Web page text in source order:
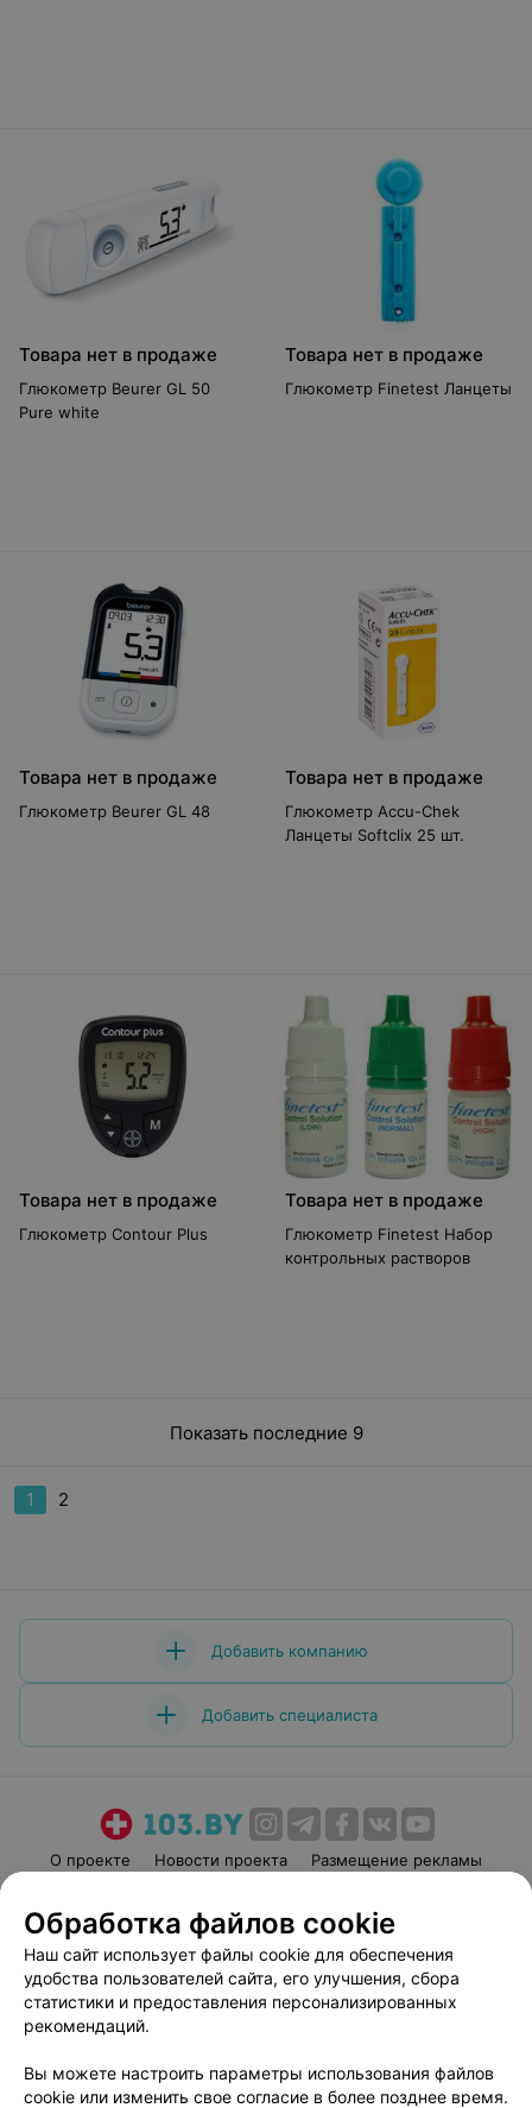
Товара нет в продаже
Глюкометр Beurer GL 50
Pure white
Товара нет в продаже
Глюкометр Finetest Ланцеты
Товара нет в продаже
Глюкометр Beurer GL 48
Товара нет в продаже
Глюкометр Accu-Chek
Ланцеты Softclix 25 шт.
Товара нет в продаже
Глюкометр Contour Plus
Товара нет в продаже
Глюкометр Finetest Набор
контрольных растворов
Показать последние 9
1 2
Добавить компанию
Добавить специалиста
О проекте Новости проекта
Размещение рекламы
Пользовательское соглашение
Способы оплаты
Вакансии
Партнеры
Написать руководителю 103.by
Обработка персональных данных
Обработка файлов cookie
Наш сайт использует файлы cookie для обеспечения
удобства пользователей сайта, его улучшения, сбора
статистики и предоставления персонализированных
рекомендаций.
Вы можете настроить параметры использования файлов
cookie или изменить свое согласие в более позднее время.